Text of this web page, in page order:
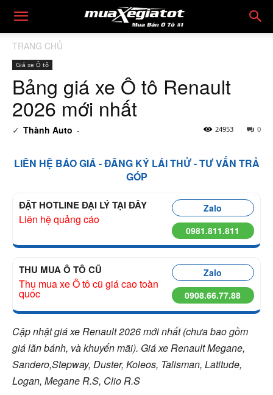
TRANG CHỦ
Giá xe Ô tô
Bảng giá xe Ô tô Renault
2026 mới nhất
✓ Thành Auto - 0
24953
LIÊN HỆ BÁO GIÁ - ĐĂNG KÝ LÁI THỬ - TƯ VẤN TRẢ
GÓP
ĐẶT HOTLINE ĐẠI LÝ TẠI ĐÂY
Liên hệ quảng cáo
Zalo
0981.811.811
THU MUA Ô TÔ CŨ
Thu mua xe Ô tô cũ giá cao toàn
quốc
Zalo
0908.66.77.88
Cập nhật giá xe Renault 2026 mới nhất (chưa bao gồm
giá lăn bánh, và khuyến mãi). Giá xe Renault Megane,
Sandero,Stepway, Duster, Koleos, Talisman, Latitude,
Logan, Megane R.S, Clio R.S